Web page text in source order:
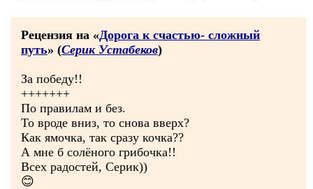
Рецензия на «Дорога к счастью- сложный
путь» (Серик Устабеков)
За победу!!
+++++++
По правилам и без.
То вроде вниз, то снова вверх?
Как ямочка, так сразу кочка??
А мне б солёного грибочка!!
Всех радостей, Серик))
😊